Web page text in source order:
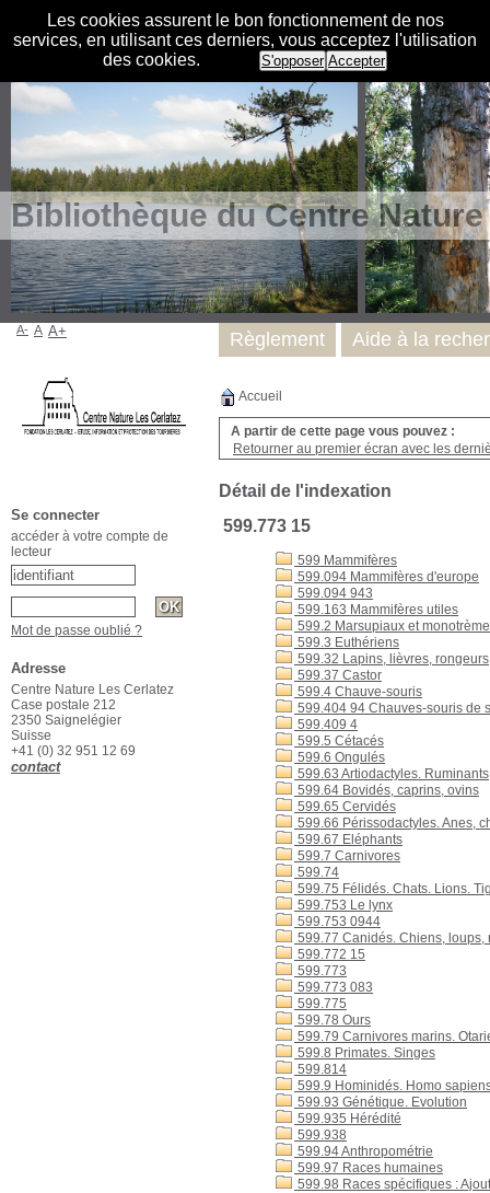
Les cookies assurent le bon fonctionnement de nos
services, en utilisant ces derniers, vous acceptez l'utilisation
des cookies.
S'opposer Accepter
Bibliothèque du Centre
Accueil
A partir de cette page vous pouvez :
Retourner au premier écran avec les
Détail de l'indexation
599.773 15
599 Mammifères
599.094 Mammifères d'europe
599.094 943
599.163 Mammifères utiles
599.2 Marsupiaux et
599.3 Euthériens
599.32 Lapins, lièvres,
599.37 Castor
599.4 Chauve-souris
599.404 94 Chauves-souris de
599.409 4
599.5 Cétacés
599.6 Ongulés
599.63 Artiodactyles. Ruminants
599.64 Bovidés, caprins, ovins
599.65 Cervidés
599.66 Périssodactyles. Anes,
599.67 Eléphants
599.7 Carnivores
599.74
599.75 Félidés. Chats. Lions.
599.753 Le lynx
599.753 0944
599.77 Canidés. Chiens, loups,
599.772 15
599.773
599.773 083
599.775
599.78 Ours
599.79 Carnivores marins.
599.8 Primates. Singes
599.814
599.9 Hominidés. Homo
599.93 Génétique. Evolution
599.935 Hérédité
599.938
599.94 Anthropométrie
599.97 Races humaines
599.98 Races spécifiques :
Règlement Aide à la
A- A A+
Se connecter
accéder à votre compte de
lecteur
Mot de passe oublié ?
Adresse
Centre Nature Les Cerlatez
Case postale 212
2350 Saignelégier
Suisse
+41 (0) 32 951 12 69
contact